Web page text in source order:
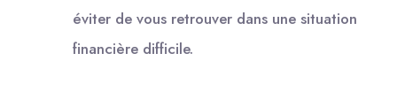
éviter de vous retrouver dans une situation
financière difficile.